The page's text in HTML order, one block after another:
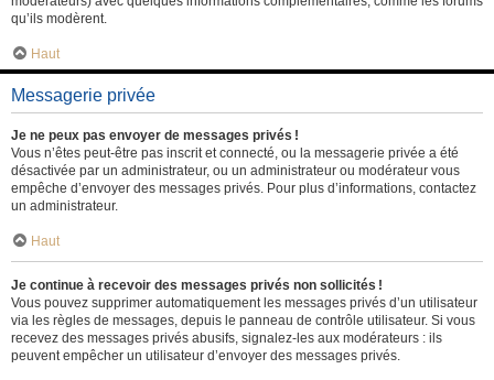
qu’ils modèrent.
Haut
Messagerie privée
Je ne peux pas envoyer de messages privés !
Vous n’êtes peut-être pas inscrit et connecté, ou la messagerie privée a été
désactivée par un administrateur, ou un administrateur ou modérateur vous
empêche d’envoyer des messages privés. Pour plus d’informations, contactez
un administrateur.
Haut
Je continue à recevoir des messages privés non sollicités !
Vous pouvez supprimer automatiquement les messages privés d’un utilisateur
via les règles de messages, depuis le panneau de contrôle utilisateur. Si vous
recevez des messages privés abusifs, signalez-les aux modérateurs : ils
peuvent empêcher un utilisateur d’envoyer des messages privés.